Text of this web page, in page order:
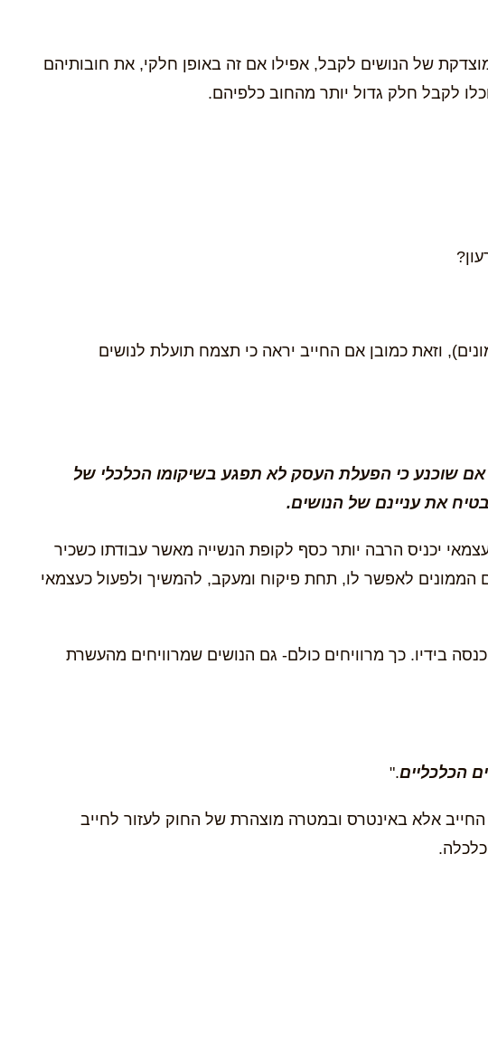
של הנושים לקבל, אפילו אם זה באופן חלקי, את חובותיהם
לקבל חלק גדול יותר מהחוב כלפיהם.
וזאת כמובן אם החייב יראה כי תצמח תועלת לנושים
אם שוכנע כי הפעלת העסק לא תפגע בשיקומו הכלכלי של
את עניינם של הנושים.
יכניס הרבה יותר כסף לקופת הנשייה מאשר עבודתו כשכיר
הממונים לאפשר לו, תחת פיקוח ומעקב, להמשיך ולפעול כעצמאי
בידיו. כך מרוויחים כולם- גם הנושים שמרוויחים מהעשרת
הכלכליים."
אלא באינטרס ובמטרה מוצהרת של החוק לעזור לחייב